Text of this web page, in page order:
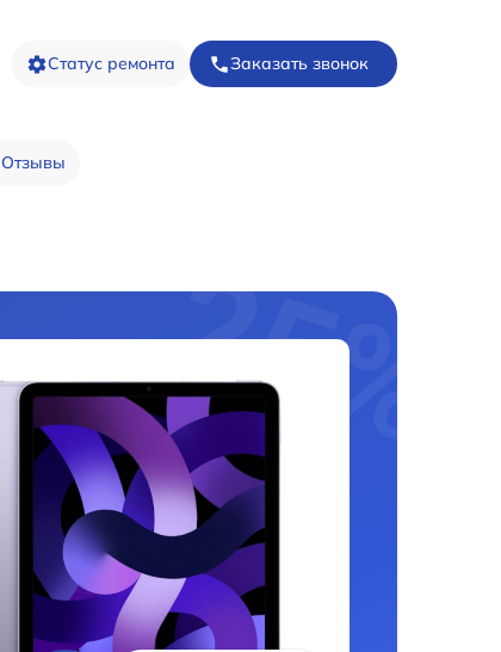
Статус ремонта Заказать звонок
Отзывы